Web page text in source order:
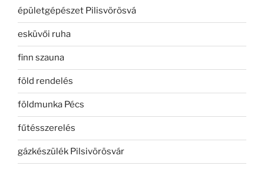
épületgépészet Pilisvörösvá
esküvői ruha
finn szauna
föld rendelés
földmunka Pécs
fűtésszerelés
gázkészülék Pilsivörösvár